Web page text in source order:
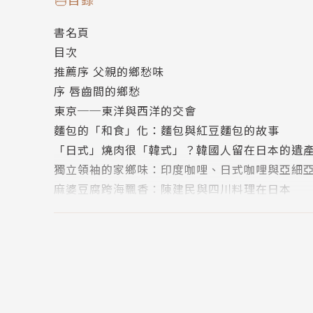
羅宋湯的背後，藏著流亡白俄與夜上海的故事，
灣人，則為中國菜或台灣珍珠奶茶闖出一席之地
透過食物的時空旅行，從亞洲到美洲、從成都
承載著家族、家鄉和文化的記憶。
※ 名家一致推薦
陳芳明（政治大學講座教授）
書名頁
目次
推薦序 父親的鄉愁味
序 唇齒間的鄉愁
東京──東洋與西洋的交會
麵包的「和食」化：麵包與紅豆麵包的故事
「日式」燒肉很「韓式」？韓國人留在日本的遺
獨立領袖的家鄉味：印度咖哩、日式咖哩與亞細
麻婆豆腐跨海飄香：陳建民與四川料理在日本